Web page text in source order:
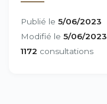
Publié le 5/06/2023
Modifié le 5/06/2023
1172 consultations